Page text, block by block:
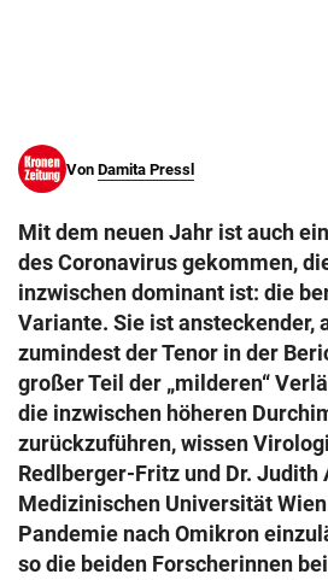
Von Damita Pressl
Mit dem neuen Jahr ist auch
des Coronavirus gekommen,
inzwischen dominant ist: die
Variante. Sie ist ansteckender,
zumindest der Tenor in der
großer Teil der „milderen“
die inzwischen höheren
zurückzuführen, wissen
Redlberger-Fritz und Dr. Judith
Medizinischen Universität
Pandemie nach Omikron
so die beiden Forscherinnen